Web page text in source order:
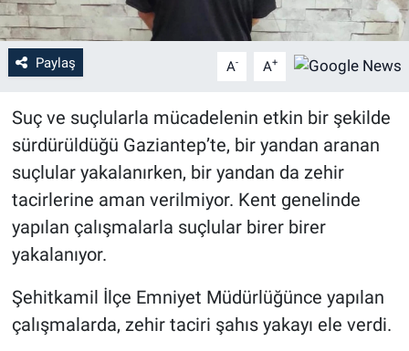
Paylaş A- A+
Suç ve suçlularla mücadelenin etkin bir şekilde
sürdürüldüğü Gaziantep’te, bir yandan aranan
suçlular yakalanırken, bir yandan da zehir
tacirlerine aman verilmiyor. Kent genelinde
yapılan çalışmalarla suçlular birer birer
yakalanıyor.
Şehitkamil İlçe Emniyet Müdürlüğünce yapılan
çalışmalarda, zehir taciri şahıs yakayı ele verdi.